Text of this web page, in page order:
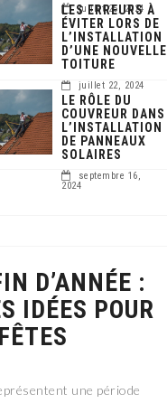
juillet 25, 2024
LES ERREURS À
ÉVITER LORS DE
L’INSTALLATION
D’UNE NOUVELLE
TOITURE
juillet 22, 2024
LE RÔLE DU
COUVREUR DANS
L’INSTALLATION
DE PANNEAUX
SOLAIRES
septembre 16,
2024
D’ANNÉE :
IDÉES POUR
une période